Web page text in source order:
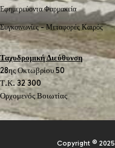
Εφημερεύοντα Φαρμακεία
Συγκοινωνίες -Μεταφορές Καιρός
Ταχυδρομική Διεύθυνση
28ης Οκτωβρίου 50
Τ.Κ. 32 300
Ορχομενός Βοιωτίας
Copyright © 2025